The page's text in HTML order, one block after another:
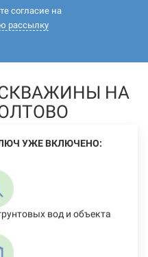
согласие на
рассылку
НА
УЖЕ ВКЛЮЧЕНО:
вод и объекта